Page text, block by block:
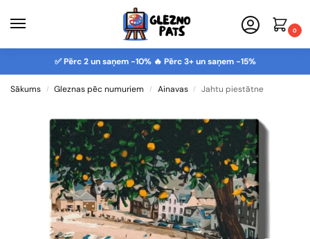
0
✅ Pērc 2 un saņem -10% 🔥 Pērc 3+ un saņem -15%
Sākums / Gleznas pēc numuriem / Ainavas / Jahtu piestātne